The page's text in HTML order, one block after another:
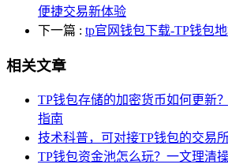
便捷交易新体验
下一篇 : tp官网钱包下载-TP钱包
相关文章
TP钱包存储的加密货币如何更新
指南
技术科普，可对接TP钱包的交易
TP钱包资金池怎么玩？一文理清